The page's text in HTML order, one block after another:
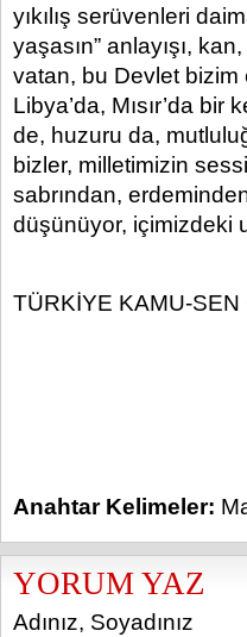
yıkılış serüvenleri
yaşasın” anlayışı,
vatan, bu Devlet bizim
Libya’da, Mısır’da
de, huzuru da,
bizler, milletimizin
sabrından,
düşünüyor, içimizdeki
TÜRKİYE KAMU-
Anahtar Kelimeler:
YORUM YAZ
Adınız, Soyadınız